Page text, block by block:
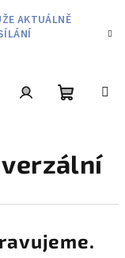
AKTUÁLNĚ
košík